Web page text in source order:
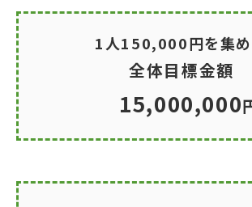
1人150,000円を集
全体目標金額
15,000,000